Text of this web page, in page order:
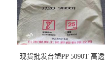
现货批发台塑PP 5090T 高透